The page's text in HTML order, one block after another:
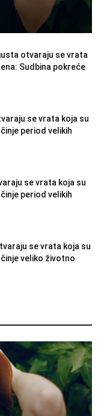
otvaraju se vrata
Sudbina pokreće
se vrata koja su
period velikih
se vrata koja su
period velikih
se vrata koja su
veliko životno